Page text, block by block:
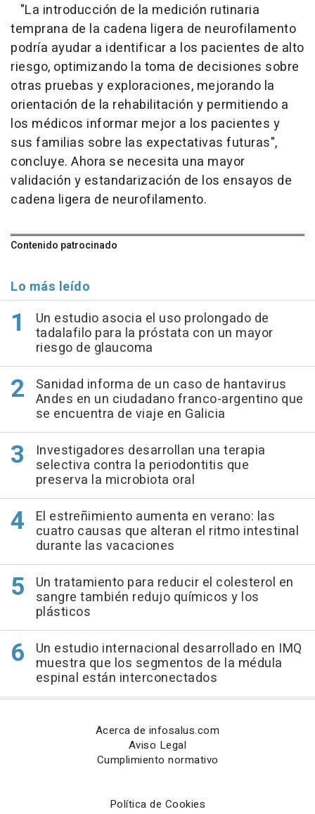
"La introducción de la medición rutinaria
temprana de la cadena ligera de neurofilamento
podría ayudar a identificar a los pacientes de alto
riesgo, optimizando la toma de decisiones sobre
otras pruebas y exploraciones, mejorando la
orientación de la rehabilitación y permitiendo a
los médicos informar mejor a los pacientes y
sus familias sobre las expectativas futuras",
concluye. Ahora se necesita una mayor
validación y estandarización de los ensayos de
cadena ligera de neurofilamento.
Contenido patrocinado
Lo más leído
Un estudio asocia el uso prolongado de
tadalafilo para la próstata con un mayor
riesgo de glaucoma
Sanidad informa de un caso de hantavirus
Andes en un ciudadano franco-argentino que
se encuentra de viaje en Galicia
Investigadores desarrollan una terapia
selectiva contra la periodontitis que
preserva la microbiota oral
El estreñimiento aumenta en verano: las
cuatro causas que alteran el ritmo intestinal
durante las vacaciones
Un tratamiento para reducir el colesterol en
sangre también redujo químicos y los
plásticos
Un estudio internacional desarrollado en IMQ
muestra que los segmentos de la médula
espinal están interconectados
Acerca de infosalus.com
Aviso Legal
Cumplimiento normativo
Política de Cookies